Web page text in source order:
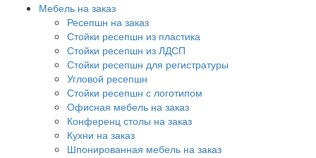
Мебель на заказ
Ресепшн на заказ
Стойки ресепшн из пластика
Стойки ресепшн из ЛДСП
Стойки ресепшн для регистратуры
Угловой ресепшн
Стойки ресепшн с логотипом
Офисная мебель на заказ
Конференц столы на заказ
Кухни на заказ
Шпонированная мебель на заказ